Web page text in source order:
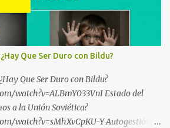
Que Ser Duro con Bildu?
Que Ser Duro con Bildu?
watch?v=ALBmY033VnI Estado del
a la Unión Soviética?
watch?v=sMhXvCpKU-Y Autogestión